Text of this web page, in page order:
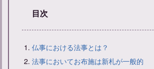
目次
仏事における法事とは？
法事においてお布施は新札が一般的